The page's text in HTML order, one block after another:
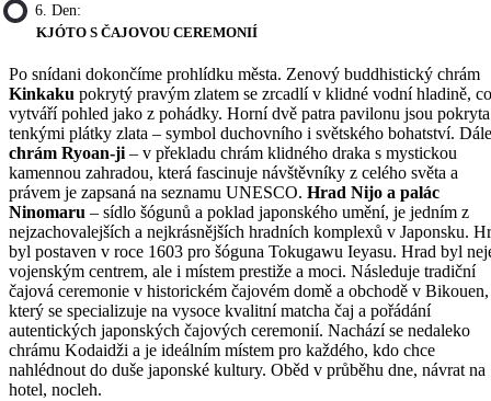
6. Den:
KJÓTO S ČAJOVOU CEREMONIÍ
Po snídani dokončíme prohlídku města. Zenový buddhistický chrám
Kinkaku pokrytý pravým zlatem se zrcadlí v klidné vodní hladině,
vytváří pohled jako z pohádky. Horní dvě patra pavilonu jsou pokryta
tenkými plátky zlata – symbol duchovního i světského bohatství. Dále
chrám Ryoan-ji – v překladu chrám klidného draka s mystickou
kamennou zahradou, která fascinuje návštěvníky z celého světa a
právem je zapsaná na seznamu UNESCO. Hrad Nijo a palác
Ninomaru – sídlo šógunů a poklad japonského umění, je jedním z
nejzachovalejších a nejkrásnějších hradních komplexů v Japonsku.
byl postaven v roce 1603 pro šóguna Tokugawu Ieyasu. Hrad byl
vojenským centrem, ale i místem prestiže a moci. Následuje tradiční
čajová ceremonie v historickém čajovém domě a obchodě v Bikouen,
který se specializuje na vysoce kvalitní matcha čaj a pořádání
autentických japonských čajových ceremonií. Nachází se nedaleko
chrámu Kodaidži a je ideálním místem pro každého, kdo chce
nahlédnout do duše japonské kultury. Oběd v průběhu dne, návrat na
hotel, nocleh.